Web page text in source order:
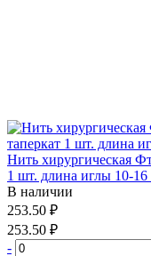
Нить хирургическая
1 шт. длина иглы 10-
В наличии
253.50 ₽
253.50 ₽
-